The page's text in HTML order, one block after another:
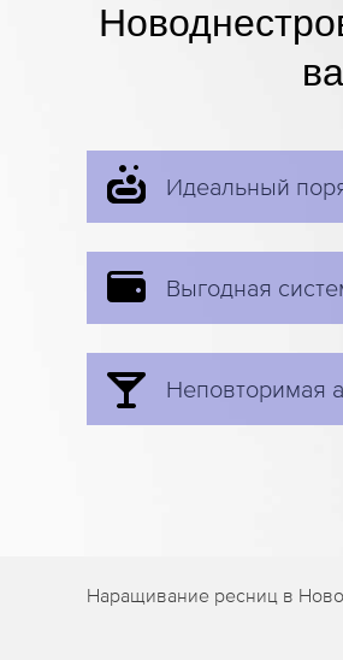
Идеальный
Выгодная
Неповторимая
Наращивание ресниц в